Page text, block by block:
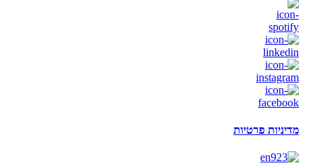
מדיניות פרטיות